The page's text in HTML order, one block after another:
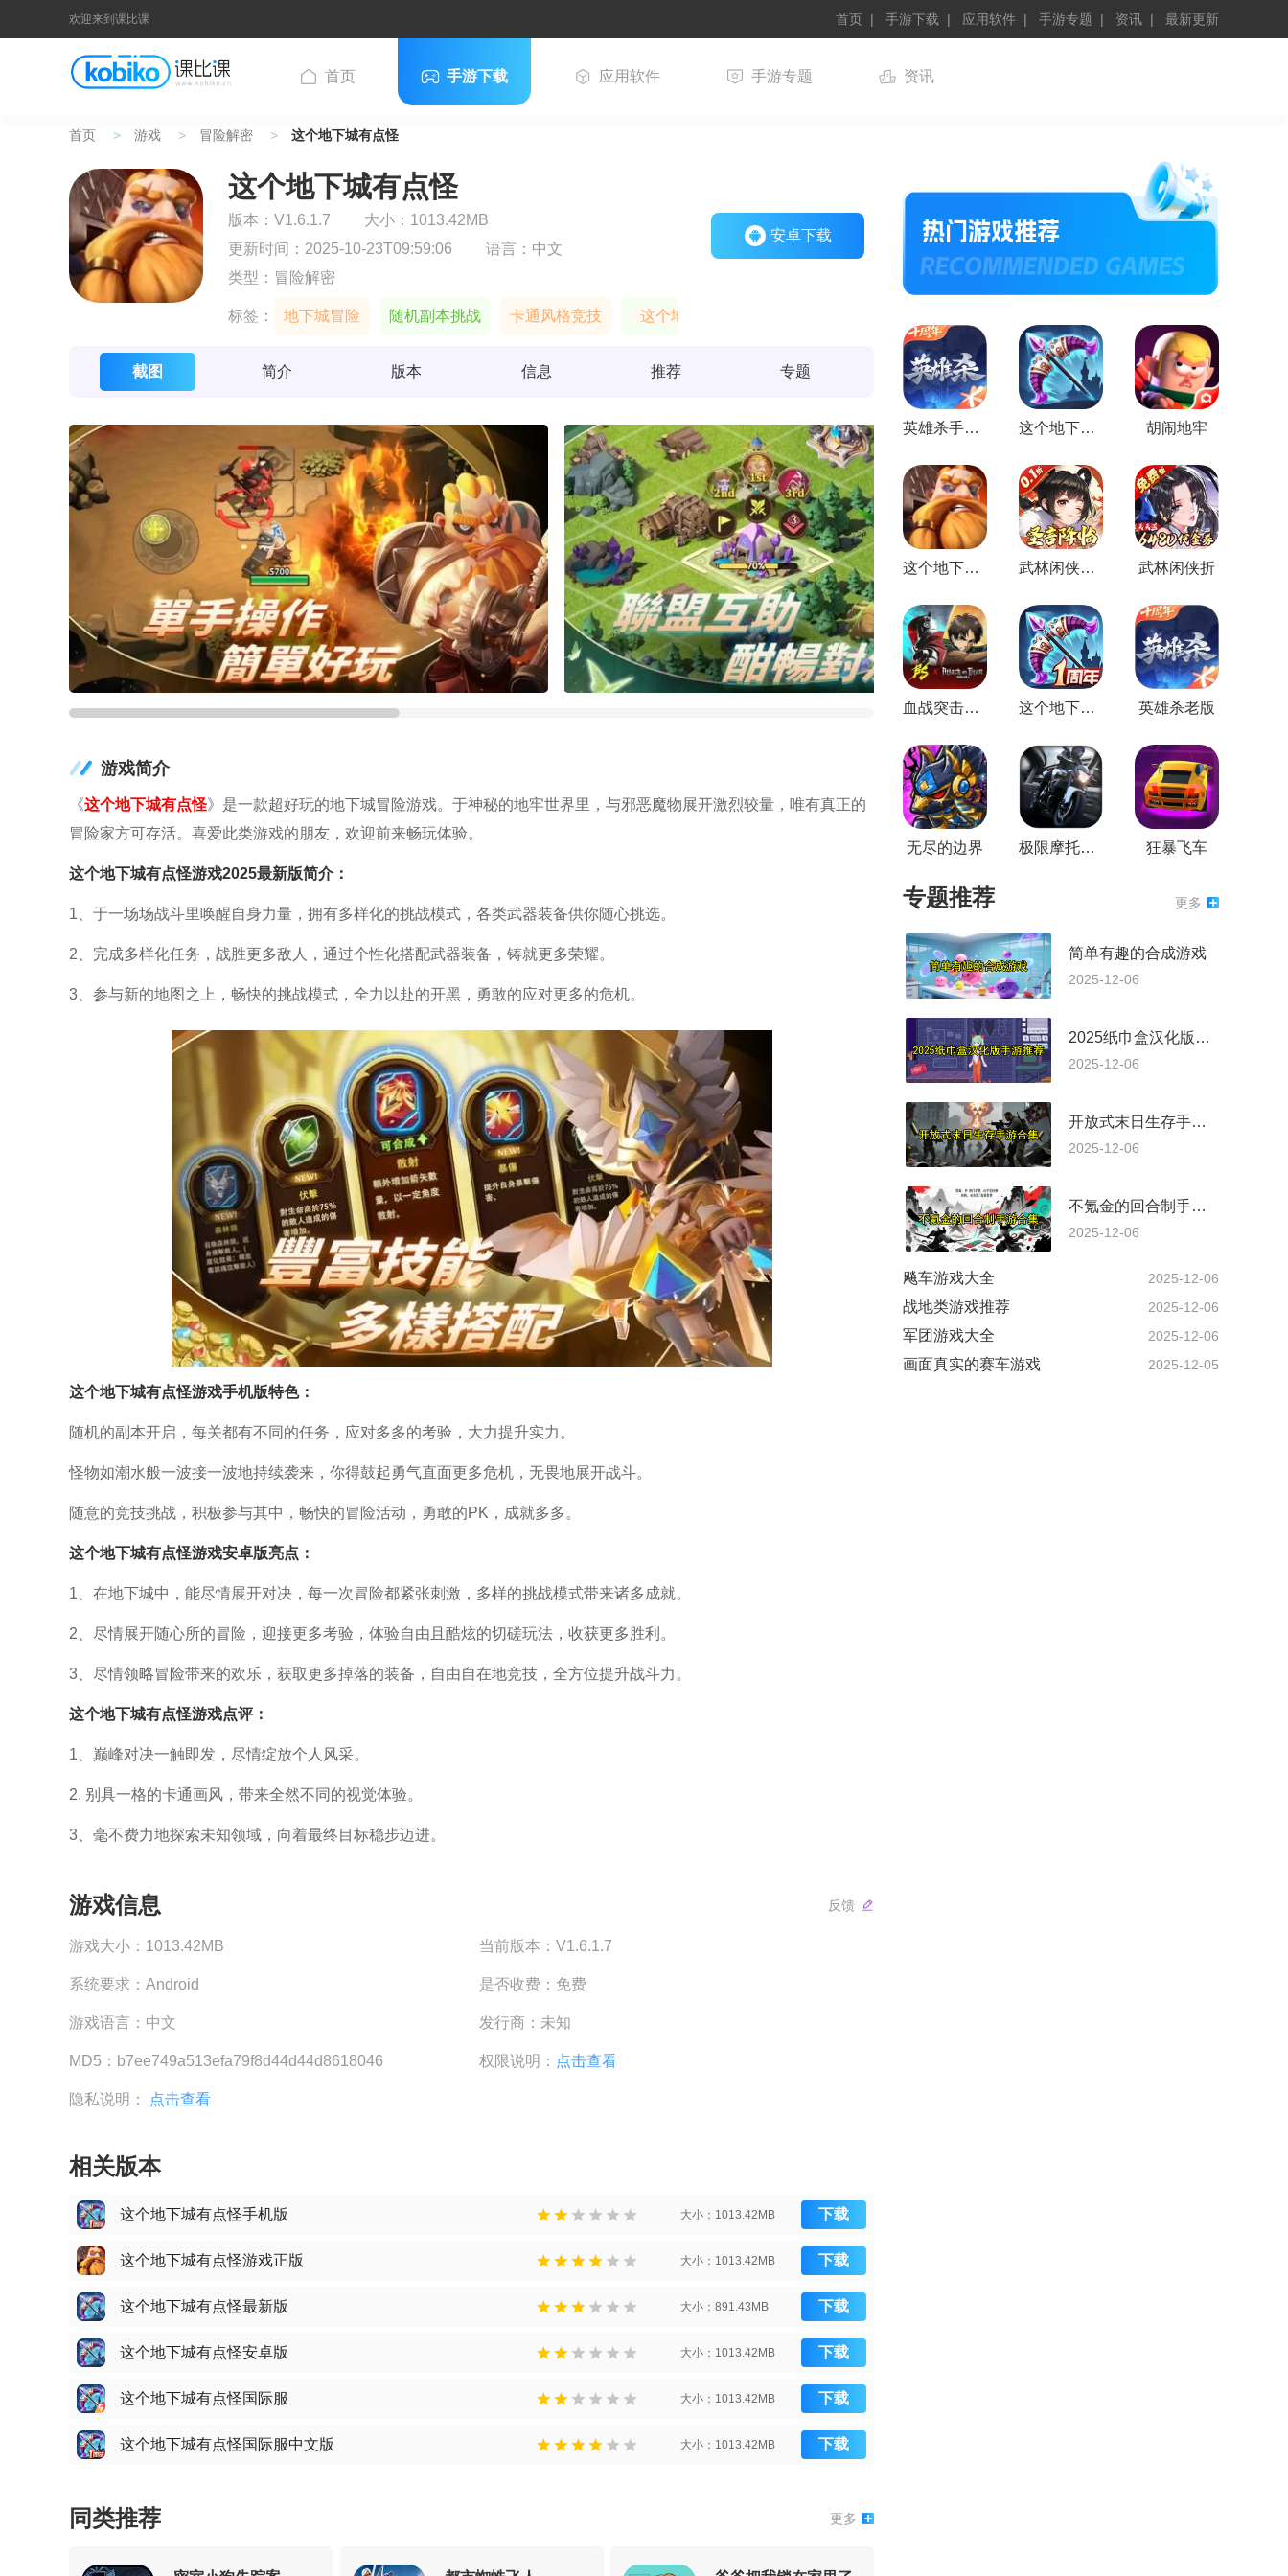
欢迎来到课比课 首页 手游下载 应用软件 手游专题 资讯 最新更新
首页 手游下载 应用软件 手游专题 资讯
首页 游戏 冒险解密 这个地下城有点怪
这个地下城有点怪
版本： V1.6.1.7
大小：1013.42MB
更新时间：2025-10-23T09:59:06
语言： 中文
类型：冒险解密
标签： 地下城冒险 随机副本挑战 卡通风格竞技 这个地下城有点怪
安卓下载
截图 简介 版本 信息 推荐 专题
游戏简介
《这个地下城有点怪》是一款超好玩的地下城冒险游戏。于神秘的地牢世界里，与邪恶魔物展开激烈较量，唯有真正的
冒险家方可存活。喜爱此类游戏的朋友，欢迎前来畅玩体验。
这个地下城有点怪游戏2025最新版简介：
1、于一场场战斗里唤醒自身力量，拥有多样化的挑战模式，各类武器装备供你随心挑选。
2、完成多样化任务，战胜更多敌人，通过个性化搭配武器装备，铸就更多荣耀。
3、参与新的地图之上，畅快的挑战模式，全力以赴的开黑，勇敢的应对更多的危机。
这个地下城有点怪游戏手机版特色：
随机的副本开启，每关都有不同的任务，应对多多的考验，大力提升实力。
怪物如潮水般一波接一波地持续袭来，你得鼓起勇气直面更多危机，无畏地展开战斗。
随意的竞技挑战，积极参与其中，畅快的冒险活动，勇敢的PK，成就多多。
这个地下城有点怪游戏安卓版亮点：
1、在地下城中，能尽情展开对决，每一次冒险都紧张刺激，多样的挑战模式带来诸多成就。
2、尽情展开随心所的冒险，迎接更多考验，体验自由且酷炫的切磋玩法，收获更多胜利。
3、尽情领略冒险带来的欢乐，获取更多掉落的装备，自由自在地竞技，全方位提升战斗力。
这个地下城有点怪游戏点评：
1、巅峰对决一触即发，尽情绽放个人风采。
2. 别具一格的卡通画风，带来全然不同的视觉体验。
3、毫不费力地探索未知领域，向着最终目标稳步迈进。
游戏信息 反馈
游戏大小： 1013.42MB 当前版本： V1.6.1.7
系统要求： Android 是否收费： 免费
游戏语言： 中文 发行商： 未知
MD5： b7ee749a513efa79f8d44d44d8618046 权限说明： 点击查看
隐私说明： 点击查看
相关版本
这个地下城有点怪手机版 大小：1013.42MB 下载
这个地下城有点怪游戏正版 大小：1013.42MB 下载
这个地下城有点怪最新版 大小：891.43MB 下载
这个地下城有点怪安卓版 大小：1013.42MB 下载
这个地下城有点怪国际服 大小：1013.42MB 下载
这个地下城有点怪国际服中文版 大小：1013.42MB 下载
同类推荐 更多
英雄杀手机版 这个地下城有点怪最新版 胡闹地牢
这个地下城有点怪游戏正版 武林闲侠免费版 武林闲侠折
血战突击最新版 这个地下城有点怪手机版 英雄杀老版
无尽的边界 极限摩托修改版 狂暴飞车
专题推荐 更多
简单有趣的合成游戏
2025-12-06
2025纸巾盒汉化版手游推荐
2025-12-06
开放式末日生存手游合集
2025-12-06
不氪金的回合制手游合集
2025-12-06
飚车游戏大全 2025-12-06
战地类游戏推荐 2025-12-06
军团游戏大全 2025-12-06
画面真实的赛车游戏 2025-12-05